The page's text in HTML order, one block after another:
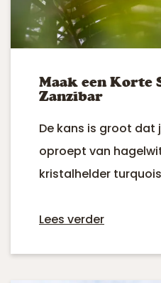
Maak een Korte
Zanzibar
De kans is groot dat
oproept van
kristalhelder
Lees verder